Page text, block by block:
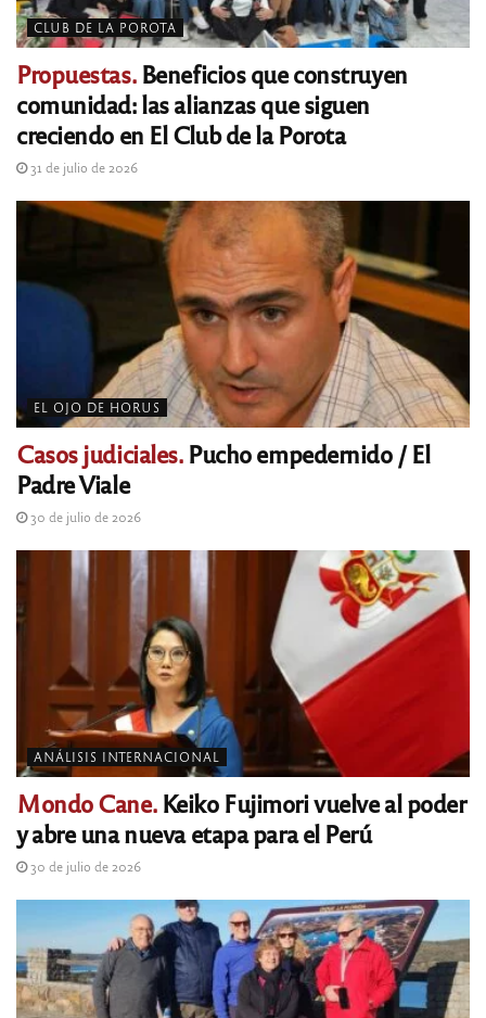
CLUB DE LA POROTA
Propuestas.Beneficios que construyen
comunidad: las alianzas que siguen
creciendo en El Club de la Porota
31 de julio de 2026
EL OJO DE HORUS
Casos judiciales.Pucho empedernido / El
Padre Viale
30 de julio de 2026
ANÁLISIS INTERNACIONAL
Mondo Cane.Keiko Fujimori vuelve al poder
y abre una nueva etapa para el Perú
30 de julio de 2026